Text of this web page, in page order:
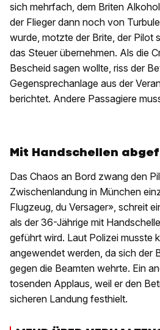
sich mehrfach, dem Briten
der Flieger dann noch von
wurde, motzte der Brite, der Pilot
das Steuer übernehmen. Als die
Bescheid sagen wollte, riss der
Gegensprechanlage aus der
berichtet. Andere Passagiere
Mit Handschellen
Das Chaos an Bord zwang den
Zwischenlandung in München
Flugzeug, du Versager», schreit
als der 36-Jährige mit
geführt wird. Laut Polizei musste
angewendet werden, da sich der
gegen die Beamten wehrte. Ein
tosenden Applaus, weil er den
sicheren Landung festhielt.